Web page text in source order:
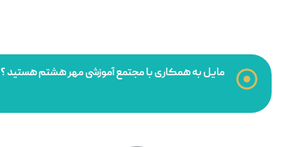
مایل به همکاری با مجتمع آموزشی مهر هشتم هستید ؟